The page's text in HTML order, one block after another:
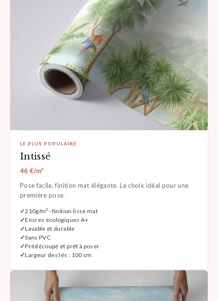
LE PLUS POPULAIRE
Intissé
46 €/m²
Pose facile, finition mat élégante. Le choix idéal pour une
première pose.
210g/m² · finition lisse mat
Encres écologiques A+
Lavable et durable
Sans PVC
Prédécoupé et prêt à poser
Largeur des lés : 100 cm